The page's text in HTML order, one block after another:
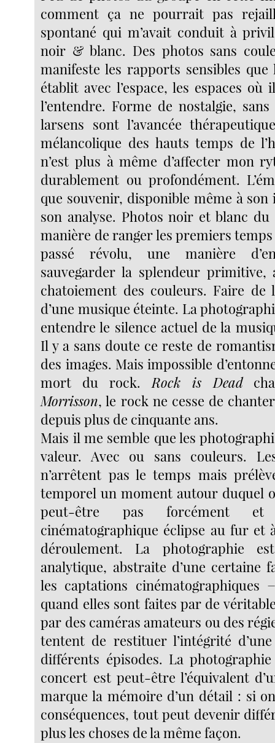
comment ça ne pourrait pas
spontané qui m’avait conduit à
noir & blanc. Des photos sans
manifeste les rapports sensibles
établit avec l’espace, les espaces où
l’entendre. Forme de nostalgie,
larsens sont l’avancée
mélancolique des hauts temps de
n’est plus à même d’affecter mon
durablement ou profondément.
que souvenir, disponible même à
son analyse. Photos noir et blanc du
manière de ranger les premiers
passé révolu, une manière
sauvegarder la splendeur
chatoiement des couleurs. Faire de
d’une musique éteinte. La
entendre le silence actuel de la
Il y a sans doute ce reste de
des images. Mais impossible
mort du rock.Rock is Dead
Morrisson, le rock ne cesse de
depuis plus de cinquante ans.
Mais il me semble que les
valeur. Avec ou sans couleurs.
n’arrêtent pas le temps mais
temporel un moment autour duquel
peut-être pas forcément et
cinématographique éclipse au fur et
déroulement. La photographie
analytique, abstraite d’une certaine
les captations cinématographiques
quand elles sont faites par de
par des caméras amateurs ou des
tentent de restituer l’intégrité
différents épisodes. La
concert est peut-être l’équivalent
marque la mémoire d’un détail : si
conséquences, tout peut devenir
plus les choses de la même façon.